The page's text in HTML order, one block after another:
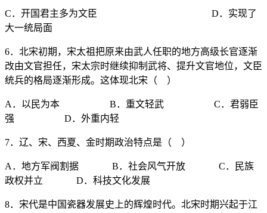
C．开国君主多为文臣 D．实现了
大一统局面
6．北宋初期，宋太祖把原来由武人任职的地方高级长官逐渐
改由文官担任，宋太宗时继续抑制武将、提升文官地位，文臣
统兵的格局逐渐形成。这体现北宋（ ）
A．以民为本 B．重文轻武 C．君弱臣
强 D．外重内轻
7．辽、宋、西夏、金时期政治特点是（ ）
A．地方军阀割据 B．社会风气开放 C．民族
政权并立 D．科技文化发展
8．宋代是中国瓷器发展史上的辉煌时代。北宋时期兴起于江